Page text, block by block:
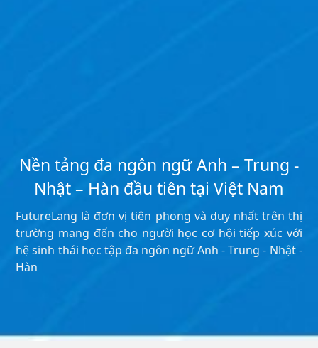
Nền tảng đa ngôn ngữ Anh – Trung -
Nhật – Hàn đầu tiên tại Việt Nam
FutureLang là đơn vị tiên phong và duy nhất trên thị
trường mang đến cho người học cơ hội tiếp xúc với
hệ sinh thái học tập đa ngôn ngữ Anh - Trung - Nhật -
Hàn